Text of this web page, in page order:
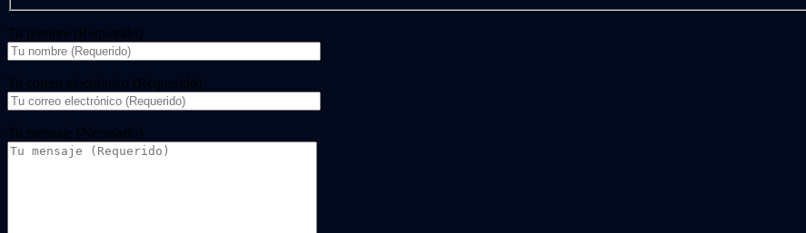
Tu nombre (Requerido)
Tu correo electrónico (Requerido)
Tu mensaje (Necesario)